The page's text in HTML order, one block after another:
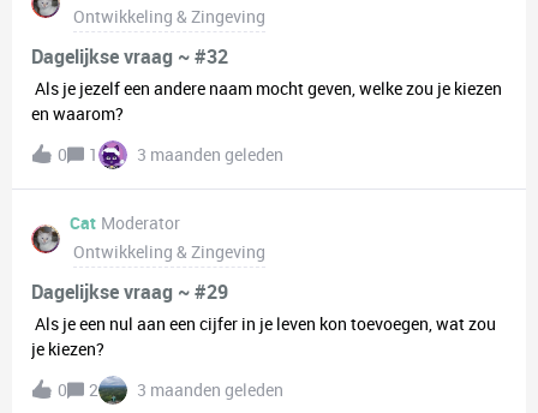
Ontwikkeling & Zingeving
Dagelijkse vraag ~ #32
Als je jezelf een andere naam mocht geven, welke zou je kiezen
en waarom?
0
1 3 maanden geleden
Cat Moderator
Ontwikkeling & Zingeving
Dagelijkse vraag ~ #29
Als je een nul aan een cijfer in je leven kon toevoegen, wat zou
je kiezen?
0
2 3 maanden geleden